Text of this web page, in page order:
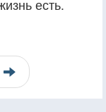
есть.